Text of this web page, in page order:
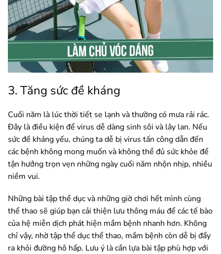
3. Tăng sức đề kháng
Cuối năm là lúc thời tiết se lạnh và thường có mưa rải rác.
Đây là điều kiện để virus dễ dàng sinh sôi và lây lan. Nếu
sức đề kháng yếu, chúng ta dễ bị virus tấn công dẫn đến
các bệnh không mong muốn và không thể đủ sức khỏe để
tận hưởng trọn vẹn những ngày cuối năm nhộn nhịp, nhiều
niềm vui.
Những bài tập thể dục và những giờ chơi hết mình cùng
thể thao sẽ giúp bạn cải thiện lưu thông máu để các tế bào
của hệ miễn dịch phát hiện mầm bệnh nhanh hơn. Không
chỉ vậy, nhờ tập thể dục thể thao, mầm bệnh còn dễ bị đẩy
ra khỏi đường hô hấp. Lưu ý là cần lựa bài tập phù hợp với